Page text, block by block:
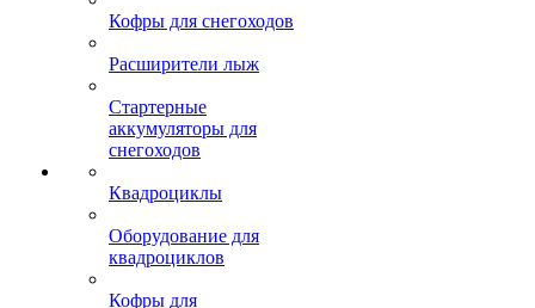
Кофры для снегоходов
Расширители лыж
Стартерные
аккумуляторы для
снегоходов
Квадроциклы
Оборудование для
квадроциклов
Кофры для